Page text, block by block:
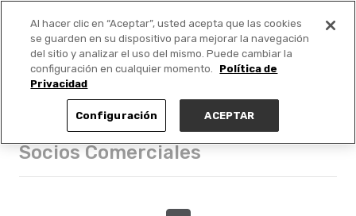
PUBLICA GRATIS +
Socios Comerciales
Al hacer clic en “Aceptar”, usted acepta que las cookies
se guarden en su dispositivo para mejorar la navegación
del sitio y analizar el uso del mismo. Puede cambiar la
configuración en cualquier momento.
Política de
Privacidad
Configuración ACEPTAR